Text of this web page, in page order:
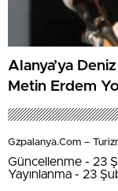
Alanya’ya
Metin Erdem
Gzpalanya.com –
Güncellenme - 23
Yayınlanma - 23